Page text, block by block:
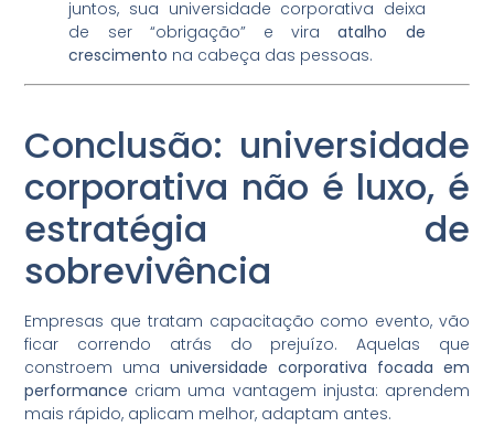
juntos, sua universidade corporativa deixa
de ser “obrigação” e viraatalho de
crescimento na cabeça das pessoas.
Conclusão: universidade
corporativa não é luxo, é
estratégia de
sobrevivência
Empresas que tratam capacitação como evento, vão
ficar correndo atrás do prejuízo. Aquelas que
constroem umauniversidade corporativa focada em
performance criam uma vantagem injusta: aprendem
mais rápido, aplicam melhor, adaptam antes.